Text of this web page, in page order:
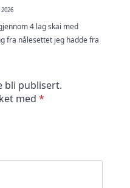
4 lag skai med
fra nålesettet jeg hadde fra
bli publisert.
med *